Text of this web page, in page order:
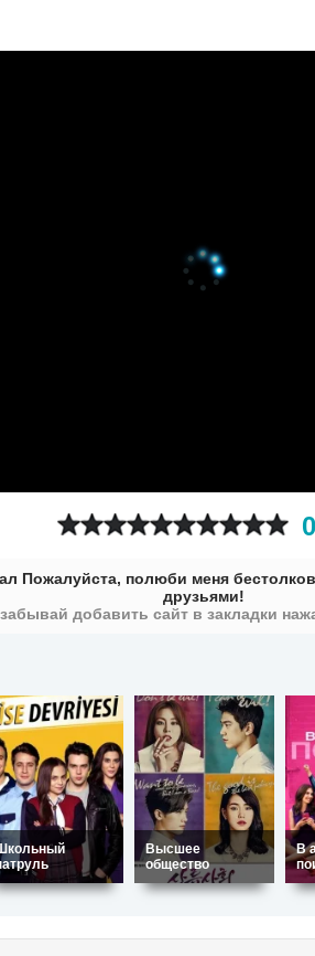
0
Пожалуйста, полюби меня
друзьями!
добавить сайт в закладки
Высшее
общество
В